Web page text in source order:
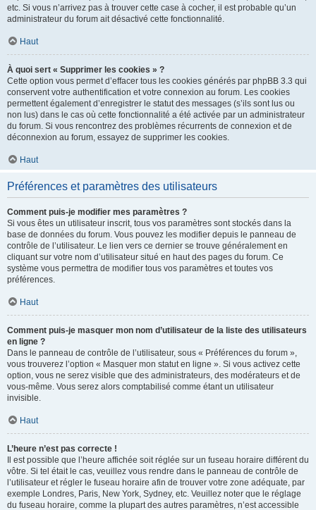
etc. Si vous n’arrivez pas à trouver cette case à cocher, il est probable qu’un
administrateur du forum ait désactivé cette fonctionnalité.
Haut
À quoi sert « Supprimer les cookies » ?
Cette option vous permet d’effacer tous les cookies générés par phpBB 3.3 qui
conservent votre authentification et votre connexion au forum. Les cookies
permettent également d’enregistrer le statut des messages (s’ils sont lus ou
non lus) dans le cas où cette fonctionnalité a été activée par un administrateur
du forum. Si vous rencontrez des problèmes récurrents de connexion et de
déconnexion au forum, essayez de supprimer les cookies.
Haut
Préférences et paramètres des utilisateurs
Comment puis-je modifier mes paramètres ?
Si vous êtes un utilisateur inscrit, tous vos paramètres sont stockés dans la
base de données du forum. Vous pouvez les modifier depuis le panneau de
contrôle de l’utilisateur. Le lien vers ce dernier se trouve généralement en
cliquant sur votre nom d’utilisateur situé en haut des pages du forum. Ce
système vous permettra de modifier tous vos paramètres et toutes vos
préférences.
Haut
Comment puis-je masquer mon nom d’utilisateur de la liste des utilisateurs
en ligne ?
Dans le panneau de contrôle de l’utilisateur, sous « Préférences du forum »,
vous trouverez l’option « Masquer mon statut en ligne ». Si vous activez cette
option, vous ne serez visible que des administrateurs, des modérateurs et de
vous-même. Vous serez alors comptabilisé comme étant un utilisateur
invisible.
Haut
L’heure n’est pas correcte !
Il est possible que l’heure affichée soit réglée sur un fuseau horaire différent du
vôtre. Si tel était le cas, veuillez vous rendre dans le panneau de contrôle de
l’utilisateur et régler le fuseau horaire afin de trouver votre zone adéquate, par
exemple Londres, Paris, New York, Sydney, etc. Veuillez noter que le réglage
du fuseau horaire, comme la plupart des autres paramètres, n’est accessible